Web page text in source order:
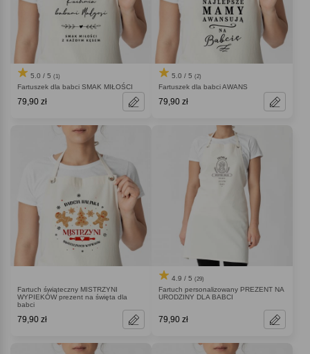
5.0 / 5 (1)
Fartuszek dla babci SMAK MIŁOŚCI
79,90 zł
5.0 / 5 (2)
Fartuszek dla babci AWANS
79,90 zł
Fartuch świąteczny MISTRZYNI
WYPIEKÓW prezent na święta dla
babci
79,90 zł
4.9 / 5 (29)
Fartuch personalizowany PREZENT NA
URODZINY DLA BABCI
79,90 zł